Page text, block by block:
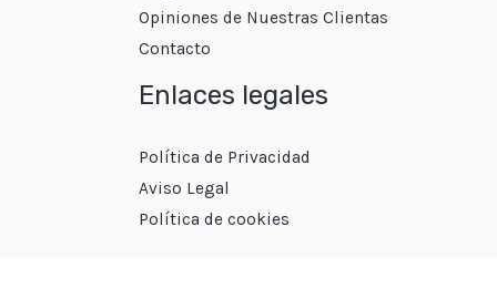
Opiniones de Nuestras Clientas
Contacto
Enlaces legales
Política de Privacidad
Aviso Legal
Política de cookies